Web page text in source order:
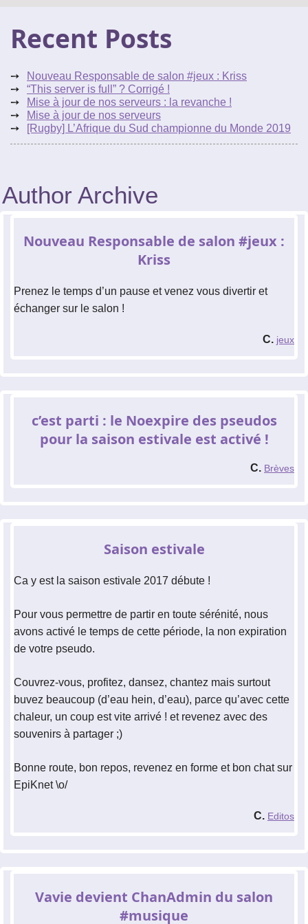
Organisation
Recent Posts
Nouveau Responsable de salon #jeux : Kriss
“This server is full” ? Corrigé !
Mise à jour de nos serveurs : la revanche !
Mise à jour de nos serveurs
[Rugby] L’Afrique du Sud championne du Monde 2019
Author Archive
Nouveau Responsable de salon #jeux :
Kriss
Prenez le temps d’un pause et venez vous divertir et
échanger sur le salon !
C. jeux
c’est parti : le Noexpire des pseudos
pour la saison estivale est activé !
C. Brèves
Saison estivale
Ca y est la saison estivale 2017 débute !
Pour vous permettre de partir en toute sérénité, nous
avons activé le temps de cette période, la non expiration
de votre pseudo.
Couvrez-vous, profitez, dansez, chantez mais surtout
buvez beaucoup (d’eau hein, d’eau), parce qu’avec cette
chaleur, un coup est vite arrivé ! et revenez avec des
souvenirs à partager ;)
Bonne route, bon repos, revenez en forme et bon chat sur
EpiKnet \o/
C. Editos
Vavie devient ChanAdmin du salon
#musique